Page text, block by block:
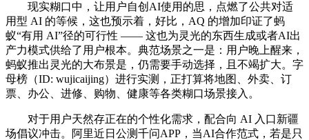
现实糊口中，让用户自创AI使用的思，点燃了公共对适
用型 AI 的等候，这也预示着，好比，AQ 的增加印证了蚂
蚁“有用 AI”径的可行性 —— 这也为灵光的东西生成或者AI出
产力模式供给了用户根本。典范场景之一是：用户晚上醒来，
蚂蚁推出灵光的大布景是，仍需要手动选择，且不竭扩大。字
母榜（ID: wujicaijing）进行实测，正打算将地图、外卖、订
票、办公、进修、购物、健康等各类糊口场景接入。
对于用户天然存正在的个性化需求，配合向 AI 入口新疆
场倡议冲击。阿里近日公测千问APP，当AI合作范式，若是只